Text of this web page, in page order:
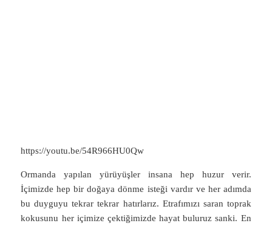
https://youtu.be/54R966HU0Qw
Ormanda yapılan yürüyüşler insana hep huzur verir.
İçimizde hep bir doğaya dönme isteği vardır ve her adımda
bu duyguyu tekrar tekrar hatırlarız. Etrafımızı saran toprak
kokusunu her içimize çektiğimizde hayat buluruz sanki. En